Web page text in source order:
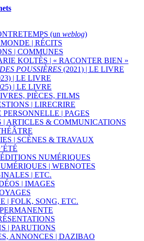
(un weblog)
| RÉCITS
| COMMUNES
KOLTÈS | « RACONTER BIEN »
POUSSIÈRES (2021) | LE LIVRE
| LE LIVRE
| LE LIVRE
PIÈCES, FILMS
| LIRECRIRE
| PAGES
| ARTICLES & COMMUNICATIONS
| SCÈNES & TRAVAUX
NUMÉRIQUES
| WEBNOTES
| ETC.
| IMAGES
| FOLK, SONG, ETC.
| PARUTIONS
ANNONCES | DAZIBAO